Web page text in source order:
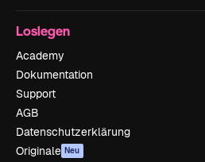
Loslegen
Academy
Dokumentation
Support
AGB
Datenschutzerklärung
Originale Neu